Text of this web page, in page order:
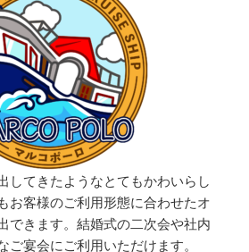
してきたようなとてもかわいらし
お客様のご利用形態に合わせたオ
できます。結婚式の二次会や社内
ご宴会にご利用いただけます。